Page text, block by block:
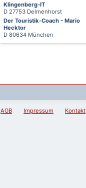
Klingenberg-IT
D 27753 Delmenhorst
Der Touristik-Coach - Mario
Hecktor
D 80634 München
AGB Impressum Kontakt